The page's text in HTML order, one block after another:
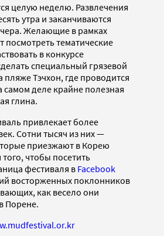
целую неделю. Развлечения
утра и заканчиваются
Желающие в рамках
посмотреть тематические
в конкурсе
специальный грязевой
пляже Тэчхон, где проводится
деле крайне полезная
глина.
привлекает более
Сотни тысяч из них —
приезжают в Корею
чтобы посетить
фестиваля в Facebook
восторженных поклонников
как весело они
Порене.